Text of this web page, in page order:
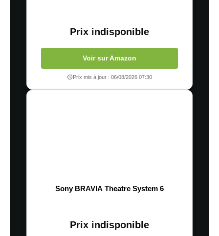
Prix indisponible
Voir sur Amazon
Prix mis à jour : 06/08/2026 07:30
Sony BRAVIA Theatre System 6
Prix indisponible